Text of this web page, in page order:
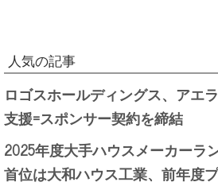
人気の記事
ロゴスホールディングス、アエ
支援=スポンサー契約を締結
2025年度大手ハウスメーカーラ
首位は大和ハウス工業、前年度